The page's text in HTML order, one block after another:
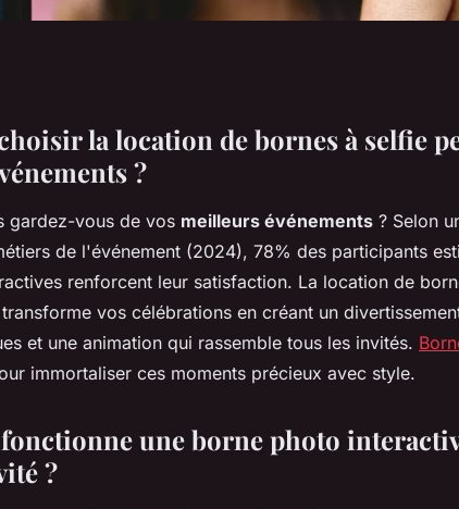
selfie
vos événements
la location de bornes à selfie
?
gardez-vous de vos meilleurs événements ? Selon
de l'événement (2024), 78% des participants
renforcent leur satisfaction. La location de
vos célébrations en créant un
et une animation qui rassemble tous les invités.
immortaliser ces moments précieux avec style.
une borne photo
?